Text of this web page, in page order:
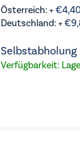
Österreich: +€4,40
Deutschland: +€
Verfügbarkeit: